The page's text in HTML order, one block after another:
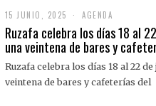
15 JUNIO, 2025
J
U
I
O
AGENDA
Ruzafa celebra los días 18 al
una veintena de bares y
Ruzafa celebra los días 18 al 22
veintena de bares y cafeterías del